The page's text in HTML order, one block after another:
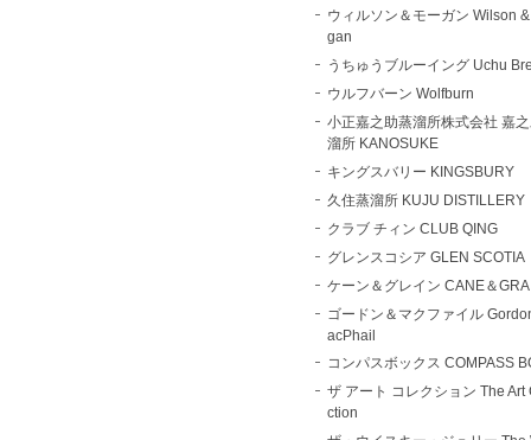
ウィルソン＆モーガン Wilson
gan
うちゅうブルーイング Uchu
ウルフバーン Wolfburn
小正嘉之助蒸溜所株式会社 嘉
溜所 KANOSUKE
キングスバリー KINGSBURY
久住蒸溜所 KUJU DISTILLERY
クラブ チィン CLUB QING
グレンスコシア GLEN SCOTIA
ケーン＆グレイン CANE＆
ゴードン＆マクファイル
acPhail
コンパスボックス COMPASS
ザ アート コレクション The Art
ction